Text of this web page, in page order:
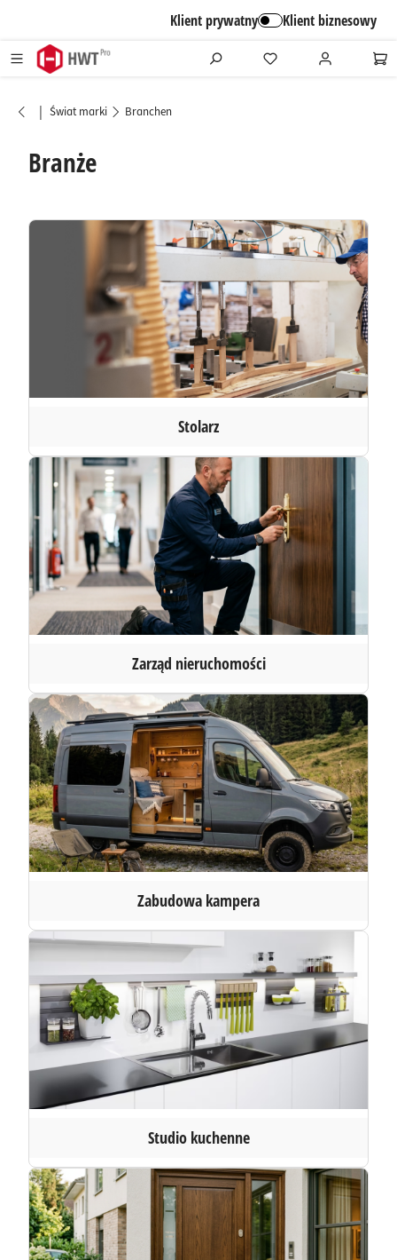
Klient prywatny Klient biznesowy
| Świat marki Branchen
Branże
Stolarz
Zarząd nieruchomości
Zabudowa kampera
Studio kuchenne